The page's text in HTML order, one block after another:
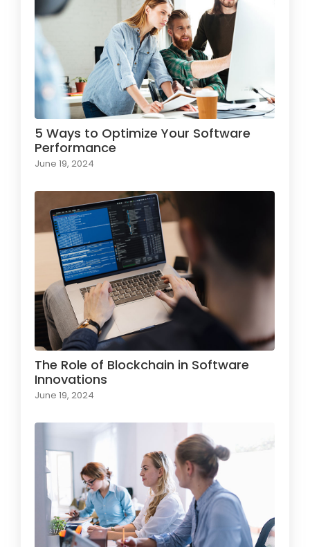
5 Ways to Optimize Your Software
Performance
June 19, 2024
The Role of Blockchain in Software
Innovations
June 19, 2024